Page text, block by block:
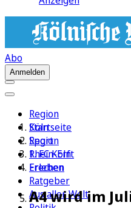
Abo
Anmelden
Region
Köln
Sport
1. FC Köln
Erleben
Ratgeber
Aus aller Welt
Startseite
Region
Rhein-Erft
Frechen
A4 wird im